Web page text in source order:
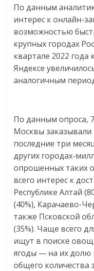
онлайн-
торговле,
сервисах
для
Commerce,
ритейле,
Нам
важно,
как
знать
как
Сеть
меняет
жизнь
людей
обсудить
эти
изменения
По данным
интерес к онлайн-
возможностью
крупных городах
квартале 2022 года
Яндексе
аналогичным
По данным опроса,
Москвы
последние три
других городах-
опрошенных таких
всего интерес к
Республике Алтай
(40%), Карачаево-
также Псковской
(35%). Чаще всего
ищут в поиске
ягоды — на их долю
общего количества